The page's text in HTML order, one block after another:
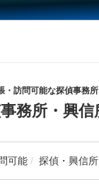
・訪問可能な探偵事務
務所・興信
可能 探偵・興信所